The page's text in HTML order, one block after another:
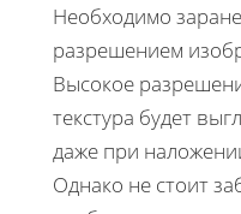
Необходимо
разрешением
Высокое
текстура будет
даже при
Однако не стоит